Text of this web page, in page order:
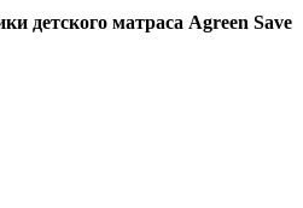
детского матраса Agreen Save